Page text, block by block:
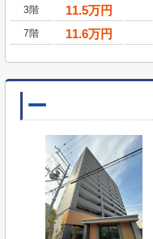
3階
11.5万円
7階 11.6万円
ー